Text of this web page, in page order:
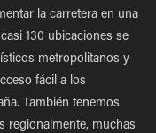
la carretera en una
130 ubicaciones se
metropolitanos y
fácil a los
También tenemos
regionalmente, muchas